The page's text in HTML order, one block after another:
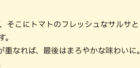
そこにトマトのフレッシュなサルサと
。
なれば、最後はまろやかな味わいに。